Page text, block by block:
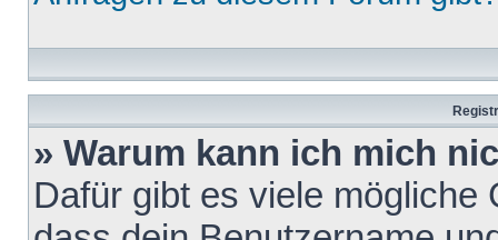
» Warum kann ich mich
Dafür gibt es viele